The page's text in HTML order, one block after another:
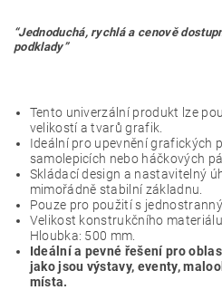
“Jednoduchá, rychlá a cenově
podklady”
Tento univerzální produkt lze
velikostí a tvarů grafik.
Ideální pro upevnění grafických
samolepicích nebo háčkových
Skládací design a nastavitelný
mimořádně stabilní základnu.
Pouze pro použití s
Velikost konstrukčního
Hloubka: 500 mm.
Ideální a pevné řešení pro
jako jsou výstavy, eventy,
místa.